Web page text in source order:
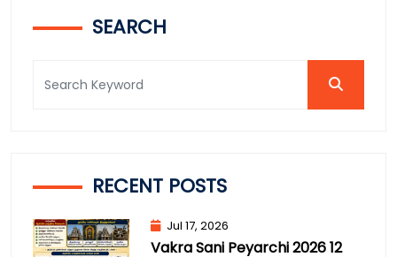
SEARCH
RECENT POSTS
Jul 17, 2026
Vakra Sani Peyarchi 2026 12